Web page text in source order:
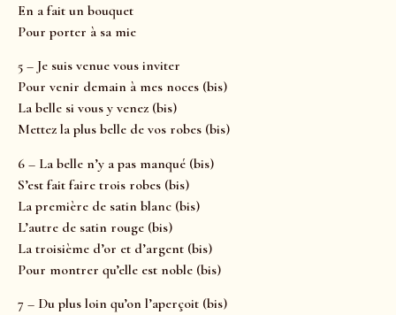
En a fait un bouquet
Pour porter à sa mie
5 – Je suis venue vous inviter
Pour venir demain à mes noces (bis)
La belle si vous y venez (bis)
Mettez la plus belle de vos robes (bis)
6 – La belle n’y a pas manqué (bis)
S’est fait faire trois robes (bis)
La première de satin blanc (bis)
L’autre de satin rouge (bis)
La troisième d’or et d’argent (bis)
Pour montrer qu’elle est noble (bis)
7 – Du plus loin qu’on l’aperçoit (bis)